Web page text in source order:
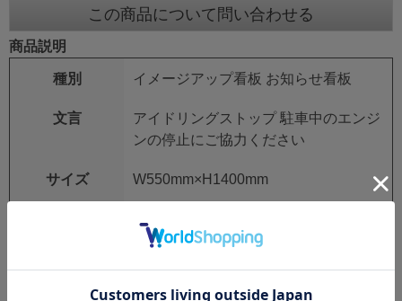
この商品について問い合わせる
商品説明
種別 イメージアップ看板 お知らせ看板
文言
アイドリングストップ 駐車中のエンジ
ンの停止にご協力ください
サイズ W550mm×H1400mm
社名印刷をご希望の方は、ページ右側「お買い物か